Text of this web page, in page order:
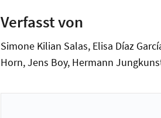
Verfasst von
Simone Kilian Salas, Elisa Díaz
Horn, Jens Boy, Hermann